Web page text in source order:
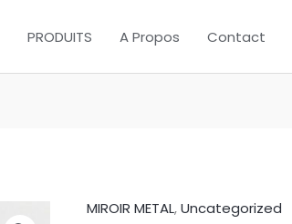
PRODUITS A Propos Contact
MIROIR METAL,Uncategorized
quantité